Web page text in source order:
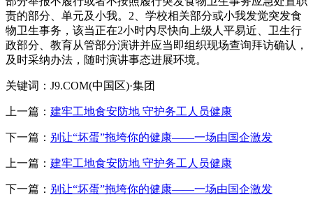
责的部分、单元及小我。2、学校相关部分或小我发觉突发食
物卫生事务，该当正在2小时内尽快向上级人平易近、卫生行
政部分、教育从管部分演讲并应当即组织现场查询拜访确认，
及时采纳办法，随时演讲事态进展环境。
关键词：J9.COM(中国区)·集团
上一篇： 建牢工地食安防地 守护务工人员健康
下一篇： 别让“坏蛋”拖垮你的健康——一场由国企激发
上一篇： 建牢工地食安防地 守护务工人员健康
下一篇： 别让“坏蛋”拖垮你的健康——一场由国企激发